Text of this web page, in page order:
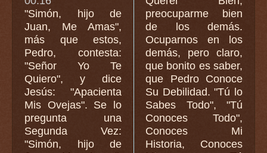
"Simón, hijo de
Juan, Me Amas",
más que estos,
Pedro, contesta:
"Señor Yo Te
Quiero", y dice
Jesús: "Apacienta
Mis Ovejas". Se lo
pregunta una
Segunda Vez:
"Simón, hijo de
preocuparme bien
de los demás.
Ocuparnos en los
demás, pero claro,
que bonito es saber,
que Pedro Conoce
Su Debilidad. "Tú lo
Sabes Todo", "Tú
Conoces Todo",
Conoces Mi
Historia, Conoces